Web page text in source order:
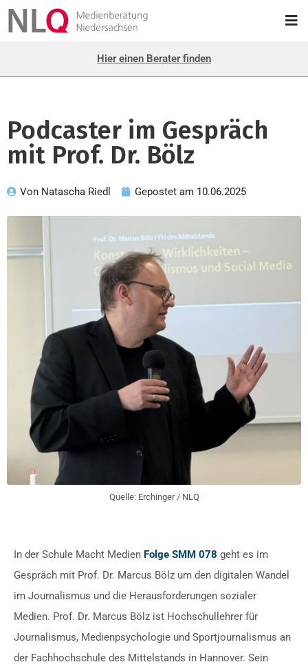
Hier einen Berater finden
Podcaster im Gespräch
mit Prof. Dr. Bölz
Von Natascha Riedl Gepostet am 10.06.2025
Quelle: Erchinger / NLQ
In der Schule Macht Medien Folge SMM 078 geht es im
Gespräch mit Prof. Dr. Marcus Bölz um den digitalen Wandel
im Journalismus und die Herausforderungen sozialer
Medien. Prof. Dr. Marcus Bölz ist Hochschullehrer für
Journalismus, Medienpsychologie und Sportjournalismus an
der Fachhochschule des Mittelstands in Hannover. Sein